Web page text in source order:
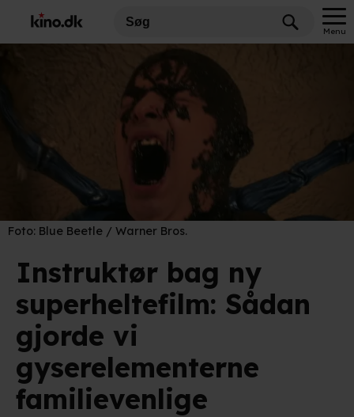
Menu
Foto: Blue Beetle / Warner Bros.
Instruktør bag ny
superheltefilm: Sådan
gjorde vi
gyserelementerne
familievenlige